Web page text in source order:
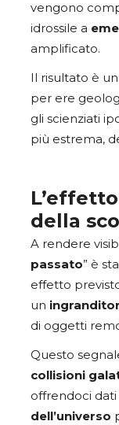
vengono
idrossile a
amplificato.
Il risultato è un
per ere
gli scienziati
più estrema,
della
A rendere
passato” è
effetto
un
di oggetti
Questo
collisioni
offrendoci dati
dell’universo